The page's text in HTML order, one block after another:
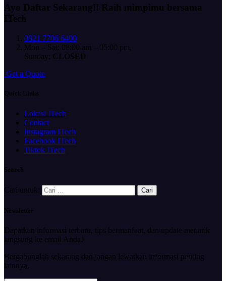
Ayo Daftar Sekarang!! Raih mimpimu bersama
ITech
0821 7706 6400
Mon – Sat: 08:00 am – 05:00 pm,
Sunday: CLOSED
Get a Quote
Quick Links
Lokasi ITech
Contact
Instagram ITech
Facebook ITech
Tiktok ITech
Search
Cari untuk:
Newsletter
Dapatkan informasi terbaru, tips bermanfaat, dan update menarik
langsung ke email Anda!
Bergabunglah sekarang dan jangan lewatkan informasi penting
lainnya.